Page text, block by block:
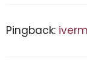
Pingback: